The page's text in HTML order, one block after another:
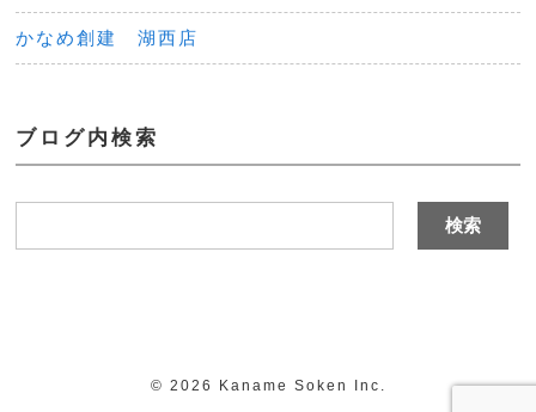
かなめ創建 湖西店
ブログ内検索
© 2026 Kaname Soken Inc.